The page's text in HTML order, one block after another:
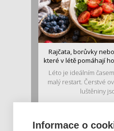
Rajčata, borůvky
které v létě pomáhají
Léto je ideálním
malý restart. Čerstvé
luštěniny
Informace o